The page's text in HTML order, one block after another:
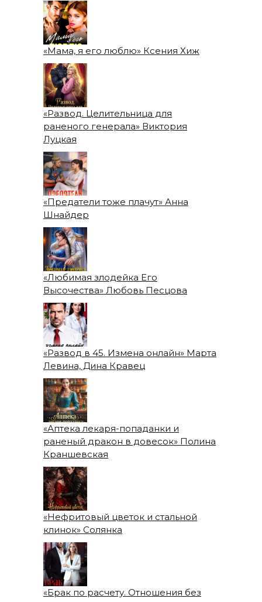
«Мама, я его люблю» Ксения Хиж
«Развод. Целительница для
раненого генерала» Виктория
Луцкая
«Предатели тоже плачут» Анна
Шнайдер
«Любимая злодейка Его
Высочества» Любовь Песцова
«Развод в 45. Измена онлайн» Марта
Левина, Дина Кравец
«Аптека лекаря-попаданки и
раненый дракон в довесок» Полина
Краншевская
«Нефритовый цветок и стальной
клинок» Солянка
«Брак по расчету. Отношения без